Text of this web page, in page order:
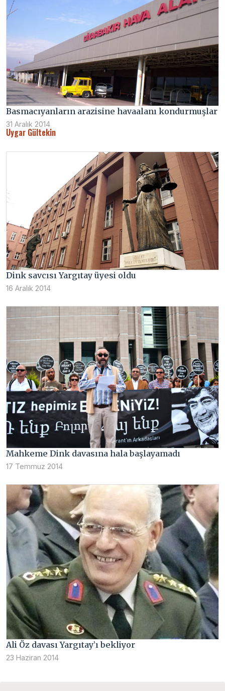
Basmacıyanların arazisine havaalanı kondurmuşlar
31 Aralık 2014
Uygar Gültekin
Dink savcısı Yargıtay üyesi oldu
16 Aralık 2014
Mahkeme Dink davasına hala başlayamadı
17 Temmuz 2014
Ali Öz davası Yargıtay’ı bekliyor
23 Haziran 2014